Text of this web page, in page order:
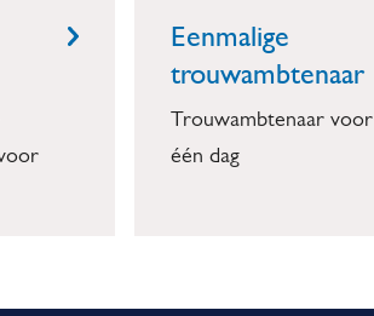
Eenmalige
trouwambtenaar
Trouwambtenaar voor
één dag